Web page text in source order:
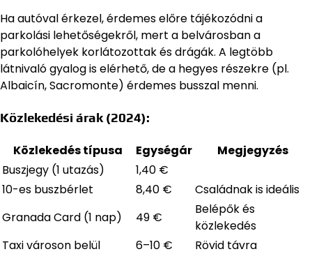
Ha autóval érkezel, érdemes előre tájékozódni a
parkolási lehetőségekről, mert a belvárosban a
parkolóhelyek korlátozottak és drágák. A legtöbb
látnivaló gyalog is elérhető, de a hegyes részekre (pl.
Albaicín, Sacromonte) érdemes busszal menni.
Közlekedési árak (2024):
Közlekedés típusa Egységár
Megjegyzés
Buszjegy (1 utazás)
1,40 €
10-es buszbérlet
8,40 €
Családnak is ideális
Granada Card (1 nap)
49 €
Belépők és
közlekedés
Taxi városon belül
6–10 €
Rövid távra